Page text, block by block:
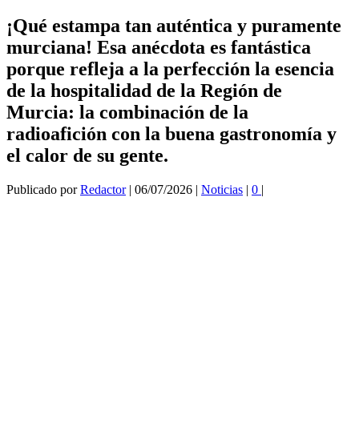
¡Qué estampa tan auténtica y puramente
murciana! Esa anécdota es fantástica
porque refleja a la perfección la esencia
de la hospitalidad de la Región de
Murcia: la combinación de la
radioafición con la buena gastronomía y
el calor de su gente.
Publicado porRedactor| 06/07/2026 | Noticias | 0 |